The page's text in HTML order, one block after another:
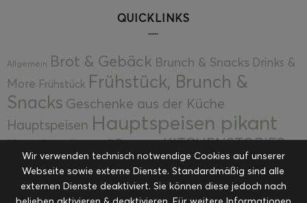
QUICKLINKS
Allgemein Brot & Gebäck Brunch & Snacks Drinks &
More Frühstück Frühstück, Brunch &
Snacks Geschenke aus der Küche
Hauptspeisen Hauptspeisen pikant
Hauptspeisen süßKekseKITCHENSTORIES
Kuchen, Torten & Desserts Kuchen und
Desserts Kulinarik Kulinarische Mitbringsel &
Wir verwenden technisch notwendige Cookies auf unserer
Webseite sowie externe Dienste. Standardmäßig sind alle
externen Dienste deaktiviert. Sie können diese jedoch nach